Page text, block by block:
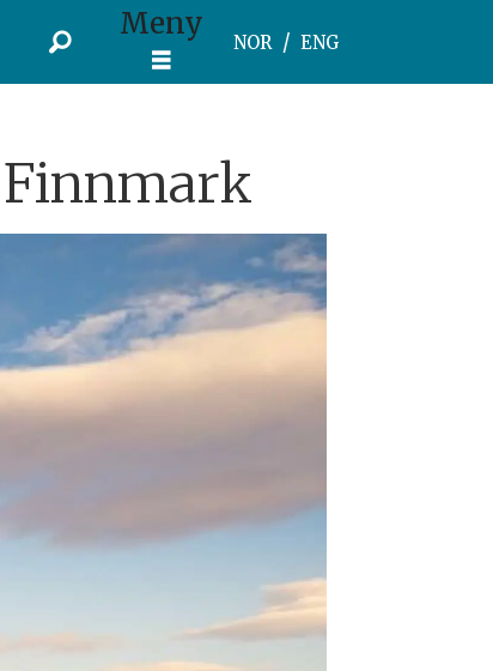
Meny
NOR ENG